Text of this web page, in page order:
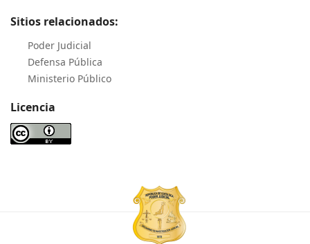
Sitios relacionados:
Poder Judicial
Defensa Pública
Ministerio Público
Licencia